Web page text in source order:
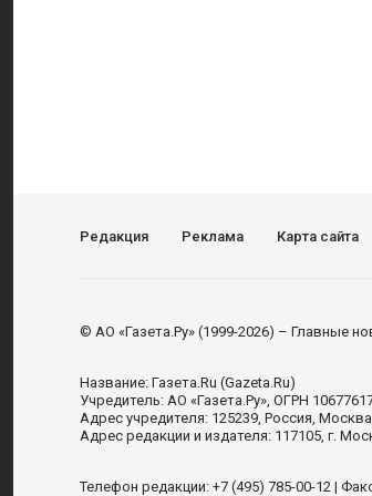
Редакция Реклама Карта сайта
© АО «Газета.Ру» (1999-2026) – Главные
Название: Газета.Ru (Gazeta.Ru)
Учредитель: АО «Газета.Ру», ОГРН
Адрес учредителя: 125239, Россия,
Адрес редакции и издателя: 117105, г.
Телефон редакции: +7 (495) 785-00-12 |